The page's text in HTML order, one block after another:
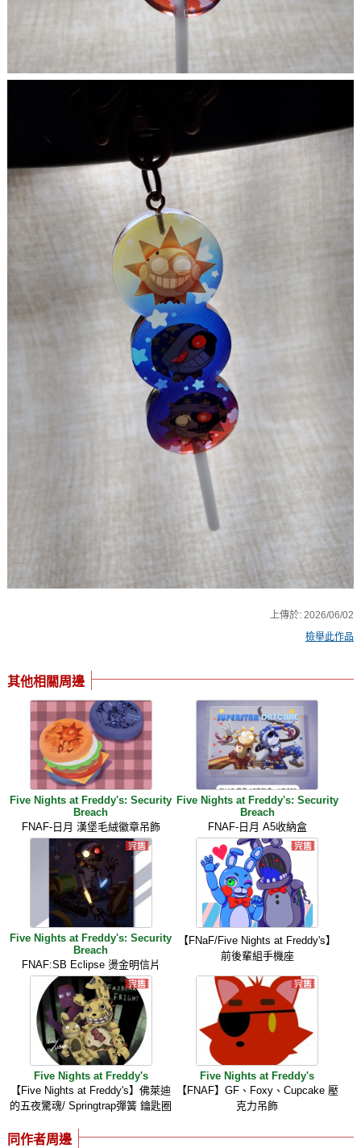
上傳於:2026/06/02
檢舉此作品
其他相關周邊
Five Nights at Freddy's: Security
Breach
FNAF-日月 漢堡毛絨徽章吊飾
Five Nights at Freddy's: Security
Breach
FNAF-日月 A5收納盒
Five Nights at Freddy's: Security
Breach
FNAF:SB Eclipse 燙金明信片
【FNaF/Five Nights at Freddy's】
前後輩組手機座
Five Nights at Freddy's
【Five Nights at Freddy's】佛萊迪
的五夜驚魂/ Springtrap彈簧 鑰匙圈
Five Nights at Freddy's
【FNAF】GF、Foxy、Cupcake 壓
克力吊飾
同作者周邊